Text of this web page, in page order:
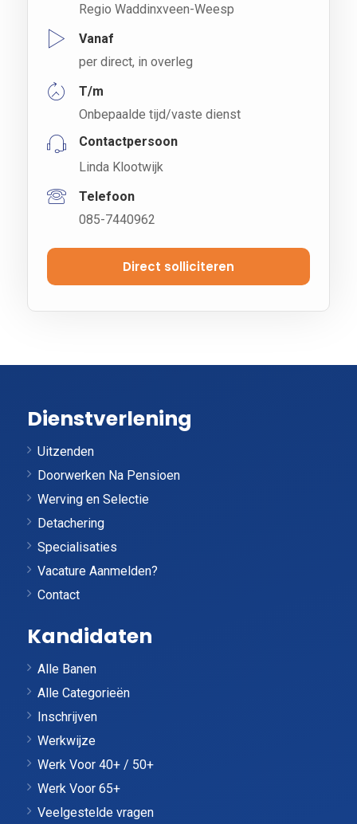
Regio Waddinxveen-Weesp
Vanaf
per direct, in overleg
T/m
Onbepaalde tijd/vaste dienst
Contactpersoon
Linda Klootwijk
Telefoon
085-7440962
Direct solliciteren
Dienstverlening
Uitzenden
Doorwerken Na Pensioen
Werving en Selectie
Detachering
Specialisaties
Vacature Aanmelden?
Contact
Kandidaten
Alle Banen
Alle Categorieën
Inschrijven
Werkwijze
Werk Voor 40+ / 50+
Werk Voor 65+
Veelgestelde vragen